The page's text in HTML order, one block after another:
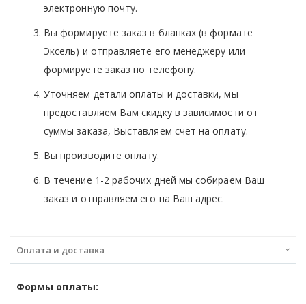
электронную почту.
Вы формируете заказ в бланках (в формате
Эксель) и отправляете его менеджеру или
формируете заказ по телефону.
Уточняем детали оплаты и доставки, мы
предоставляем Вам скидку в зависимости от
суммы заказа, Выставляем счет на оплату.
Вы производите оплату.
В течение 1-2 рабочих дней мы собираем Ваш
заказ и отправляем его на Ваш адрес.
Оплата и доставка
Формы оплаты: